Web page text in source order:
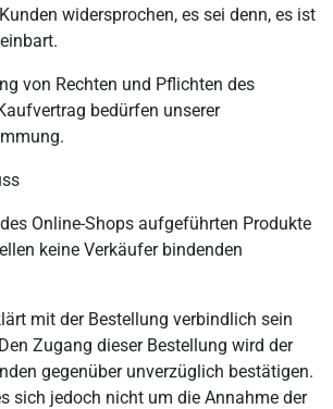
widersprochen, es sei denn, es ist
von Rechten und Pflichten des
bedürfen unserer
Online-Shops aufgeführten Produkte
keine Verkäufer bindenden
mit der Bestellung verbindlich sein
Zugang dieser Bestellung wird der
gegenüber unverzüglich bestätigen.
sich jedoch nicht um die Annahme der